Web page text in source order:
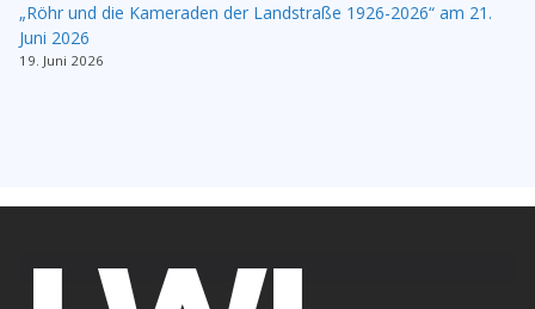
„Röhr und die Kameraden der Landstraße 1926-2026“ am 21.
Juni 2026
19. Juni 2026